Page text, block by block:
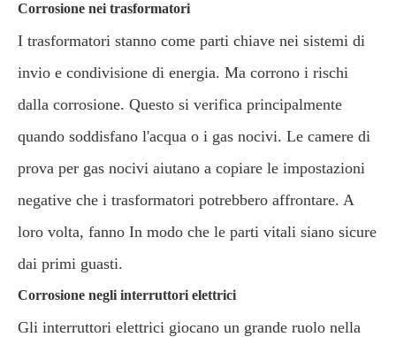
Corrosione nei trasformatori
I trasformatori stanno come parti chiave nei sistemi di
invio e condivisione di energia. Ma corrono i rischi
dalla corrosione. Questo si verifica principalmente
quando soddisfano l'acqua o i gas nocivi. Le camere di
prova per gas nocivi aiutano a copiare le impostazioni
negative che i trasformatori potrebbero affrontare. A
loro volta, fanno In modo che le parti vitali siano sicure
dai primi guasti.
Corrosione negli interruttori elettrici
Gli interruttori elettrici giocano un grande ruolo nella